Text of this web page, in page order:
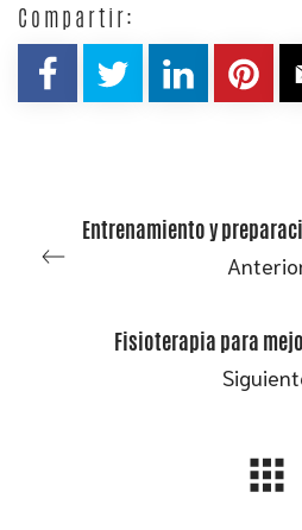
Compartir:
Entrenamiento y
Fisioterapia para